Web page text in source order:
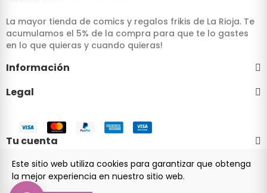
La mayor tienda de comics y regalos frikis de La Rioja. Te
acumulamos el 5% de la compra para que te lo gastes
en lo que quieras y cuando quieras!
Información
Legal
Tu cuenta
© 2024 Frikomics.com - Tienda de cómics y regalos frikis
Este sitio web utiliza cookies para garantizar que obtenga
la mejor experiencia en nuestro sitio web.